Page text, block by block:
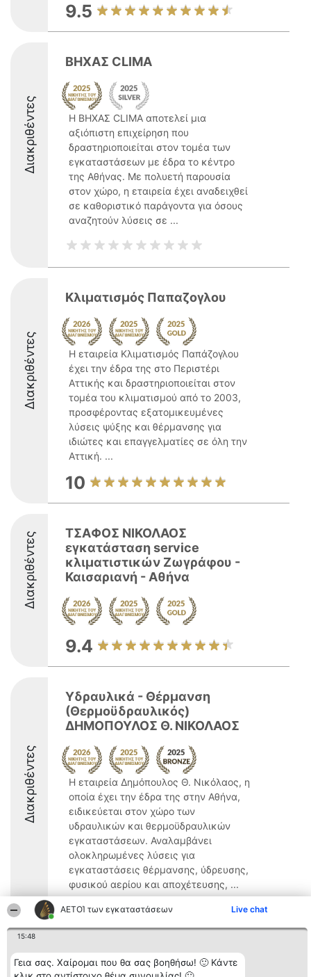
ΑΕΤΟΊ των εγκαταστάσεων Live chat
15:48
Γεια σας. Χαίρομαι που θα σας βοηθήσω! 🙂 Κάντε
9.5
Διακριθέντες
ΒΗΧΑΣ CLIMA
Η ΒΗΧΑΣ CLIMA αποτελεί μια
αξιόπιστη επιχείρηση που
δραστηριοποιείται στον τομέα των
εγκαταστάσεων με έδρα το κέντρο
της Αθήνας. Με πολυετή παρουσία
στον χώρο, η εταιρεία έχει αναδειχθεί
σε καθοριστικό παράγοντα για όσους
αναζητούν λύσεις σε ...
Διακριθέντες
Κλιματισμός Παπαζογλου
Η εταιρεία Κλιματισμός Παπάζογλου
έχει την έδρα της στο Περιστέρι
Αττικής και δραστηριοποιείται στον
τομέα του κλιματισμού από το 2003,
προσφέροντας εξατομικευμένες
λύσεις ψύξης και θέρμανσης για
ιδιώτες και επαγγελματίες σε όλη την
Αττική. ...
10
Διακριθέντες
ΤΣΑΦΟΣ ΝΙΚΟΛΑΟΣ
εγκατάσταση service
κλιματιστικών Ζωγράφου -
Καισαριανή - Αθήνα
9.4
Διακριθέντες
Υδραυλικά - Θέρμανση
(Θερμοϋδραυλικός)
ΔΗΜΟΠΟΥΛΟΣ Θ. ΝΙΚΟΛΑΟΣ
Η εταιρεία Δημόπουλος Θ. Νικόλαος, η
οποία έχει την έδρα της στην Αθήνα,
ειδικεύεται στον χώρο των
υδραυλικών και θερμοϋδραυλικών
εγκαταστάσεων. Αναλαμβάνει
ολοκληρωμένες λύσεις για
εγκαταστάσεις θέρμανσης, ύδρευσης,
φυσικού αερίου και αποχέτευσης, ...
9.1
Διοργανωτής της
κατάταξης
Κατάταξη
Διακριθέντες
Επικοινωνία
Επικοινωνία